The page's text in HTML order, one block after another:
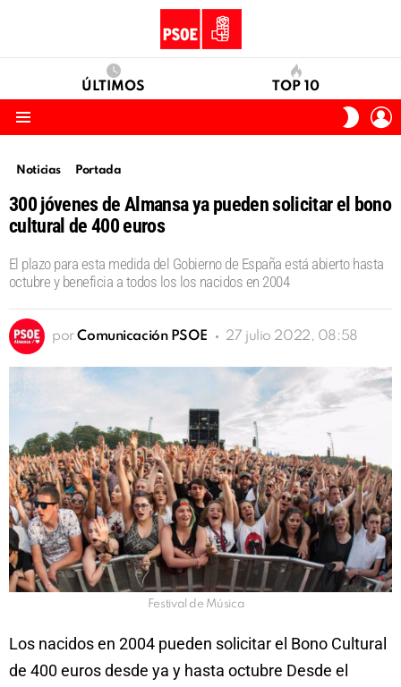
ÚLTIMOS TOP 10
SKIN
Noticias Portada
300 jóvenes de Almansa ya pueden solicitar el bono
cultural de 400 euros
El plazo para esta medida del Gobierno de España está abierto hasta
octubre y beneficia a todos los los nacidos en 2004
por Comunicación PSOE 27 julio 2022, 08:58
Festival de Música
Los nacidos en 2004 pueden solicitar el Bono Cultural
de 400 euros desde ya y hasta octubre Desde el